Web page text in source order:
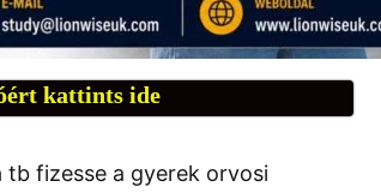
kattints ide
tb fizesse a gyerek orvosi